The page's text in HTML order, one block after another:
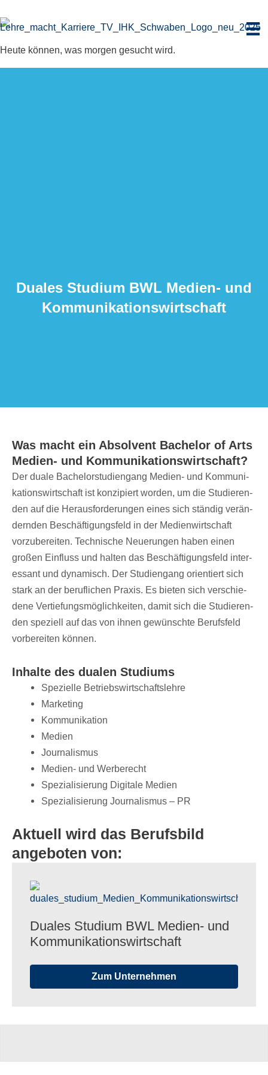
Inhalt
Heute können, was morgen gesucht wird.
Duales Studium BWL Medien- und
Kommunikationswirtschaft
Was macht ein Absol­vent Bache­lor of Arts
Medien- und Kommunikationswirtschaft?
Der duale Bache­lor­stu­di­en­gang Medien- und Kommu­ni­
ka­ti­ons­wirt­schaft ist konzi­piert worden, um die Studie­ren­
den auf die Heraus­for­de­run­gen eines sich stän­dig verän­
dern­den Beschäf­ti­gungs­feld in der Medi­en­wirt­schaft
vorzu­be­rei­ten. Tech­ni­sche Neue­run­gen haben einen
großen Einfluss und halten das Beschäf­ti­gungs­feld inter­
es­sant und dyna­misch. Der Studi­en­gang orien­tiert sich
stark an der beruf­li­chen Praxis. Es bieten sich verschie­
dene Vertie­fungs­mög­lich­kei­ten, damit sich die Studie­ren­
den spezi­ell auf das von ihnen gewünschte Berufs­feld
vorbe­rei­ten können.
Inhalte des dualen Studiums
Spezi­elle Betriebswirtschaftslehre
Marke­ting
Kommu­ni­ka­tion
Medien
Jour­na­lis­mus
Medien- und Werberecht
Spezia­li­sie­rung Digi­tale Medien
Spezia­li­sie­rung Jour­na­lis­mus – PR
Aktuell wird das Berufsbild
angeboten von:
Duales Studium BWL Medien- und
Kommunikationswirtschaft
Zum Unternehmen